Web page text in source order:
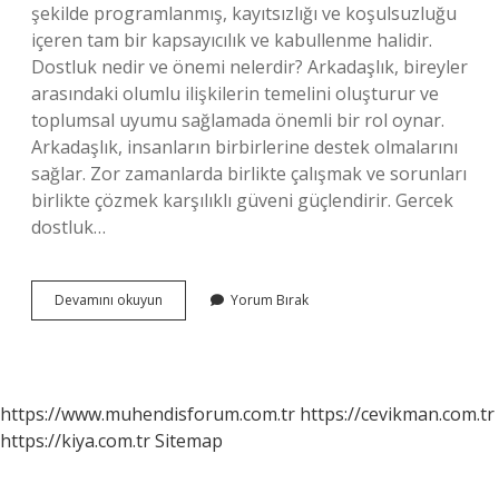
şekilde programlanmış, kayıtsızlığı ve koşulsuzluğu
içeren tam bir kapsayıcılık ve kabullenme halidir.
Dostluk nedir ve önemi nelerdir? Arkadaşlık, bireyler
arasındaki olumlu ilişkilerin temelini oluşturur ve
toplumsal uyumu sağlamada önemli bir rol oynar.
Arkadaşlık, insanların birbirlerine destek olmalarını
sağlar. Zor zamanlarda birlikte çalışmak ve sorunları
birlikte çözmek karşılıklı güveni güçlendirir. Gercek
dostluk…
Devamını okuyun
Neler
Yorum Bırak
https://www.muhendisforum.com.tr https://cevikman.com.tr
https://kiya.com.trSitemap